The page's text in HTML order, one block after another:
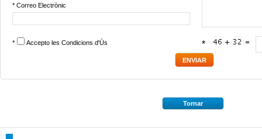
* Correo Electrònic
* Accepto les Condicions d'Ús *
Tornar